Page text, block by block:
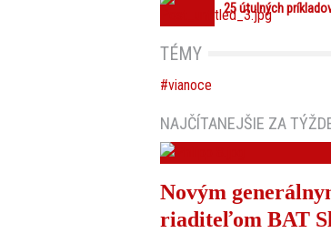
25 útulných
TÉMY
vianoce
NAJČÍTANEJŠIE ZA
Novým
riaditeľom BAT